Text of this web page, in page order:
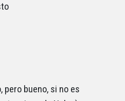
bueno, si no es